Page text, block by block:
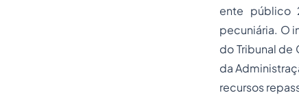
ente público
pecuniária. O
do Tribunal de
da
recursos